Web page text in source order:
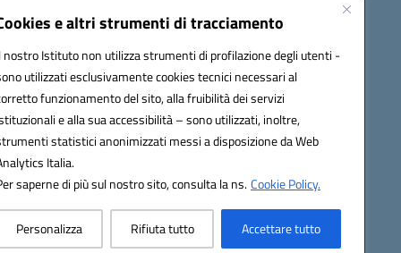
e altri strumenti di tracciamento
nostro Istituto non utilizza strumenti di profilazione degli utenti -
utilizzati esclusivamente cookies tecnici necessari al
funzionamento del sito, alla fruibilità dei servizi
e alla sua accessibilità – sono utilizzati, inoltre,
statistici anonimizzati messi a disposizione da Web
Italia.
saperne di più sul nostro sito, consulta la ns.Cookie Policy.
Personalizza Rifiuta tutto Accettare tutto
Seguici su: